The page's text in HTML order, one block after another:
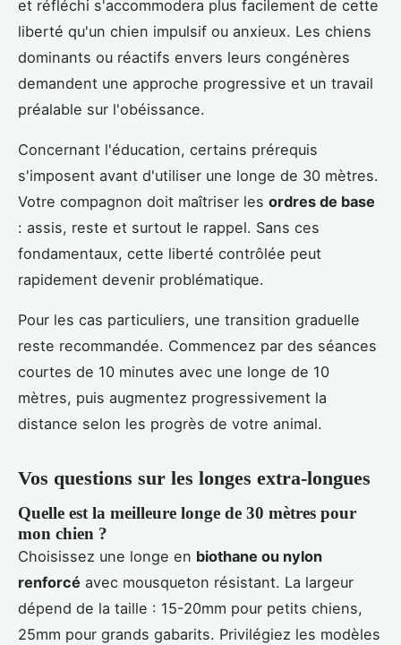
et réfléchi s'accommodera plus facilement de cette
liberté qu'un chien impulsif ou anxieux. Les chiens
dominants ou réactifs envers leurs congénères
demandent une approche progressive et un travail
préalable sur l'obéissance.
Concernant l'éducation, certains prérequis
s'imposent avant d'utiliser une longe de 30 mètres.
Votre compagnon doit maîtriser les ordres de base
: assis, reste et surtout le rappel. Sans ces
fondamentaux, cette liberté contrôlée peut
rapidement devenir problématique.
Pour les cas particuliers, une transition graduelle
reste recommandée. Commencez par des séances
courtes de 10 minutes avec une longe de 10
mètres, puis augmentez progressivement la
distance selon les progrès de votre animal.
Vos questions sur les longes extra-longues
Quelle est la meilleure longe de 30 mètres pour
mon chien ?
Choisissez une longe en biothane ou nylon
renforcé avec mousqueton résistant. La largeur
dépend de la taille : 15-20mm pour petits chiens,
25mm pour grands gabarits. Privilégiez les modèles